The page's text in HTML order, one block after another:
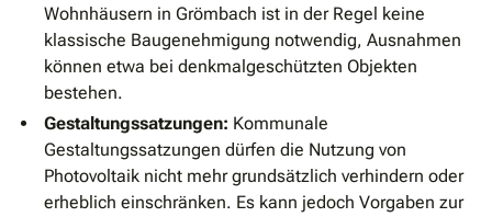
Wohnhäusern in Grömbach ist in der Regel keine
klassische Baugenehmigung notwendig, Ausnahmen
können etwa bei denkmalgeschützten Objekten
bestehen.
Gestaltungssatzungen: Kommunale
Gestaltungssatzungen dürfen die Nutzung von
Photovoltaik nicht mehr grundsätzlich verhindern oder
erheblich einschränken. Es kann jedoch Vorgaben zur